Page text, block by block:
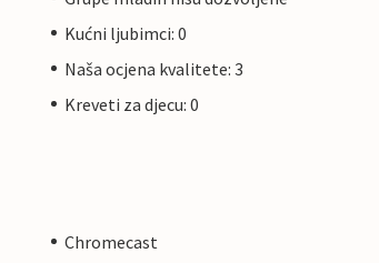
Kućni ljubimci: 0
Naša ocjena kvalitete: 3
Kreveti za djecu: 0
Chromecast